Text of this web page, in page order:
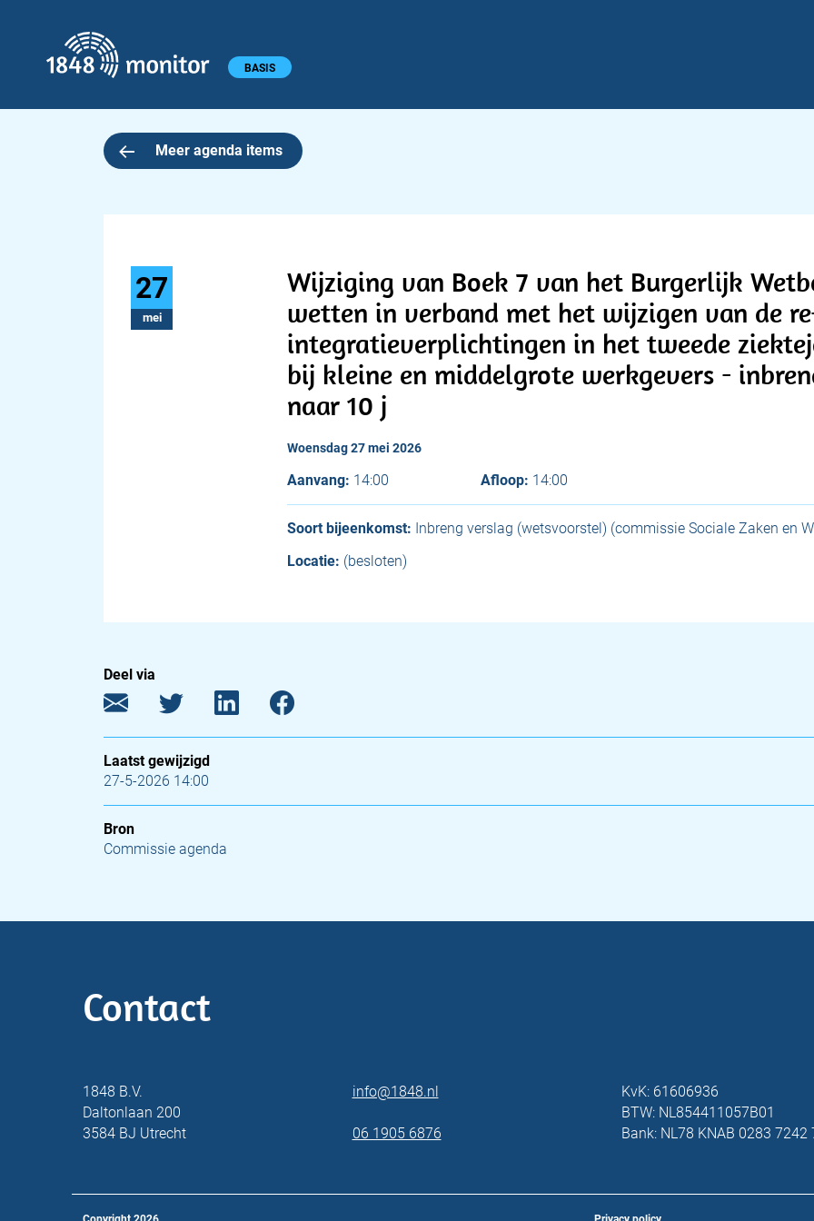
Hoofdmenu BASIS
Meer agenda items
27
mei
Wijziging van Boek 7 van het Burgerlijk
wetten in verband met het wijzigen van de
integratieverplichtingen in het tweede
bij kleine en middelgrote werkgevers -
naar 10 j
woensdag 27 mei 2026
Aanvang: 14:00 Afloop: 14:00
Soort bijeenkomst: Inbreng verslag (wetsvoorstel) (commissie Sociale Zaken en
Locatie: (besloten)
Deel via
Laatst gewijzigd
27-5-2026 14:00
Bron
Commissie agenda
Contact
1848 B.V.
Daltonlaan 200
3584 BJ Utrecht
info@1848.nl
06 1905 6876
KvK: 61606936
BTW: NL854411057B01
Bank: NL78 KNAB 0283 7242